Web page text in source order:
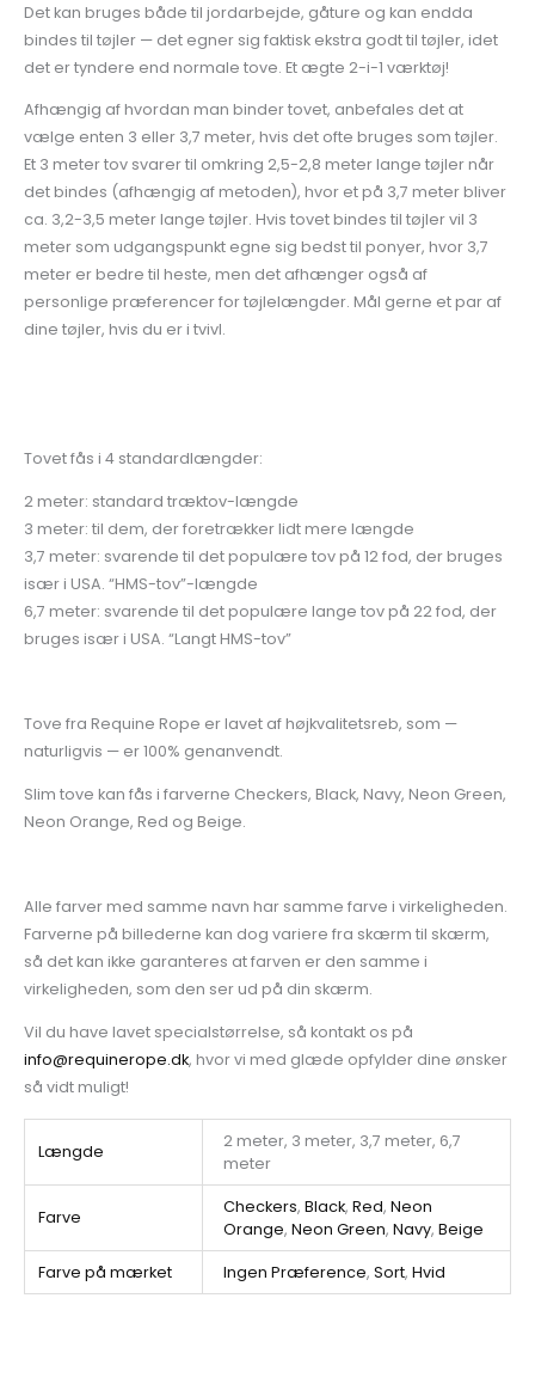
Det kan bruges både til jordarbejde, gåture og kan endda
bindes til tøjler — det egner sig faktisk ekstra godt til tøjler, idet
det er tyndere end normale tove. Et ægte 2-i-1 værktøj!
Afhængig af hvordan man binder tovet, anbefales det at
vælge enten 3 eller 3,7 meter, hvis det ofte bruges som tøjler.
Et 3 meter tov svarer til omkring 2,5-2,8 meter lange tøjler når
det bindes (afhængig af metoden), hvor et på 3,7 meter bliver
ca. 3,2-3,5 meter lange tøjler. Hvis tovet bindes til tøjler vil 3
meter som udgangspunkt egne sig bedst til ponyer, hvor 3,7
meter er bedre til heste, men det afhænger også af
personlige præferencer for tøjlelængder. Mål gerne et par af
dine tøjler, hvis du er i tvivl.
Tovet fås i 4 standardlængder:
2 meter: standard træktov-længde
3 meter: til dem, der foretrækker lidt mere længde
3,7 meter: svarende til det populære tov på 12 fod, der bruges
især i USA. “HMS-tov”-længde
6,7 meter: svarende til det populære lange tov på 22 fod, der
bruges især i USA. “Langt HMS-tov”
Tove fra Requine Rope er lavet af højkvalitetsreb, som —
naturligvis — er 100% genanvendt.
Slim tove kan fås i farverne Checkers, Black, Navy, Neon Green,
Neon Orange, Red og Beige.
Alle farver med samme navn har samme farve i virkeligheden.
Farverne på billederne kan dog variere fra skærm til skærm,
så det kan ikke garanteres at farven er den samme i
virkeligheden, som den ser ud på din skærm.
Vil du have lavet specialstørrelse, så kontakt os på
info@requinerope.dk, hvor vi med glæde opfylder dine ønsker
så vidt muligt!
Længde
2 meter, 3 meter, 3,7 meter, 6,7
meter
Farve
Checkers,Black,Red,Neon
Orange,Neon Green,Navy,Beige
Farve på mærket Ingen Præference,Sort,Hvid